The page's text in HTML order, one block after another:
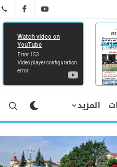
YT
FB
المزيد